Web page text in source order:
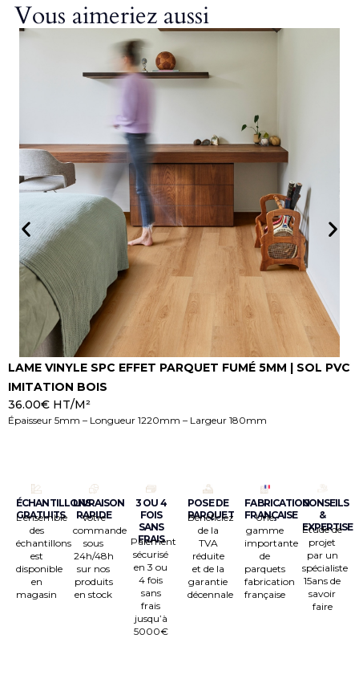
Vous aimeriez aussi
LAME VINYLE SPC EFFET PARQUET FUMÉ 5MM | SOL PVC
IMITATION BOIS
36.00€ HT/M²
Épaisseur 5mm – Longueur 1220mm – Largeur 180mm
ÉCHANTILLONS
GRATUITS
L’ensemble
des
échantillons
est
disponible
en
magasin
LIVRAISON
RAPIDE
Votre
commande
sous
24h/48h
sur nos
produits
en stock
3 OU 4
FOIS
SANS
FRAIS
Paiement
sécurisé
en 3 ou
4 fois
sans
frais
jusqu’à
5000€
POSE DE
PARQUET
Bénéficiez
de la
TVA
réduite
et de la
garantie
décennale
FABRICATION
FRANÇAISE
Une
gamme
importante
de
parquets
fabrication
française
CONSEILS
&
EXPERTISE
Étude de
projet
par un
spécialiste
15ans de
savoir
faire